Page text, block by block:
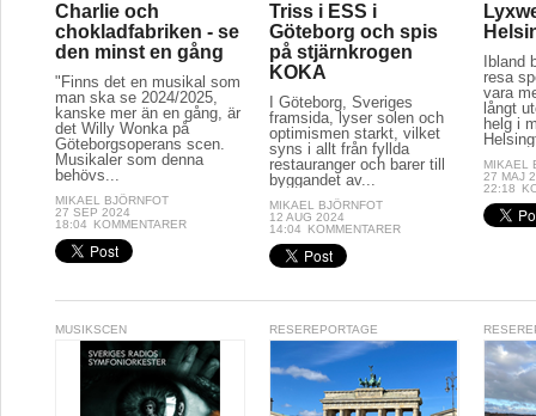
Charlie och
chokladfabriken - se
den minst en gång
"Finns det en musikal som
man ska se 2024/2025,
kanske mer än en gång, är
det Willy Wonka på
Göteborgsoperans scen.
Musikaler som denna
behövs...
MIKAEL BJÖRNFOT
27 SEP 2024
18:04
KOMMENTARER
Triss i ESS i
Göteborg och spis
på stjärnkrogen
KOKA
I Göteborg, Sveriges
framsida, lyser solen och
optimismen starkt, vilket
syns i allt från fyllda
restauranger och barer till
byggandet av...
MIKAEL BJÖRNFOT
12 AUG 2024
14:04
KOMMENTARER
Ibland
resa
vara
långt
helg i
MIKAEL
27 MAJ
22:18
MUSIKSCEN RESEREPORTAGE